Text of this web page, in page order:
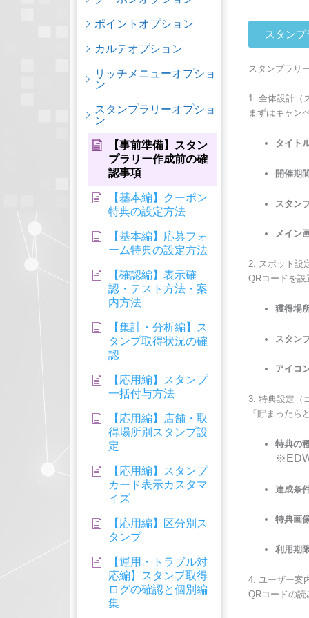
ポイントオプション
カルテオプション
リッチメニューオプショ
ン
スタンプラリーオプショ
ン
【事前準備】スタン
プラリー作成前の確
認事項
【基本編】クーポン
特典の設定方法
【基本編】応募フォ
ーム特典の設定方法
【確認編】表示確
認・テスト方法・案
内方法
【集計・分析編】ス
タンプ取得状況の確
認
【応用編】スタンプ
一括付与方法
【応用編】店舗・取
得場所別スタンプ設
定
【応用編】スタンプ
カード表示カスタマ
イズ
【応用編】区分別ス
タンプ
【運用・トラブル対
応編】スタンプ取得
ログの確認と個別編
集
スタン
スタンプラリ
1. 全体設計（
まずはキャン
タイト
開催期
スタン
メイン
2. スポット設
QRコードを
獲得場
スタン
アイコ
3. 特典設定（
「貯まったら
特典の
達成条
特典画
利用期
4. ユーザー案
QRコードの